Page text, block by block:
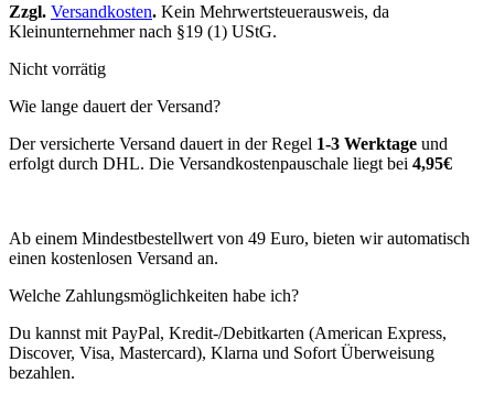
Zzgl. Versandkosten. Kein Mehrwertsteuerausweis, da
Kleinunternehmer nach §19 (1) UStG.
Nicht vorrätig
Wie lange dauert der Versand?
Der versicherte Versand dauert in der Regel 1-3 Werktage und
erfolgt durch DHL. Die Versandkostenpauschale liegt bei 4,95€
Ab einem Mindestbestellwert von 49 Euro, bieten wir automatisch
einen kostenlosen Versand an.
Welche Zahlungsmöglichkeiten habe ich?
Du kannst mit PayPal, Kredit-/Debitkarten (American Express,
Discover, Visa, Mastercard), Klarna und Sofort Überweisung
bezahlen.